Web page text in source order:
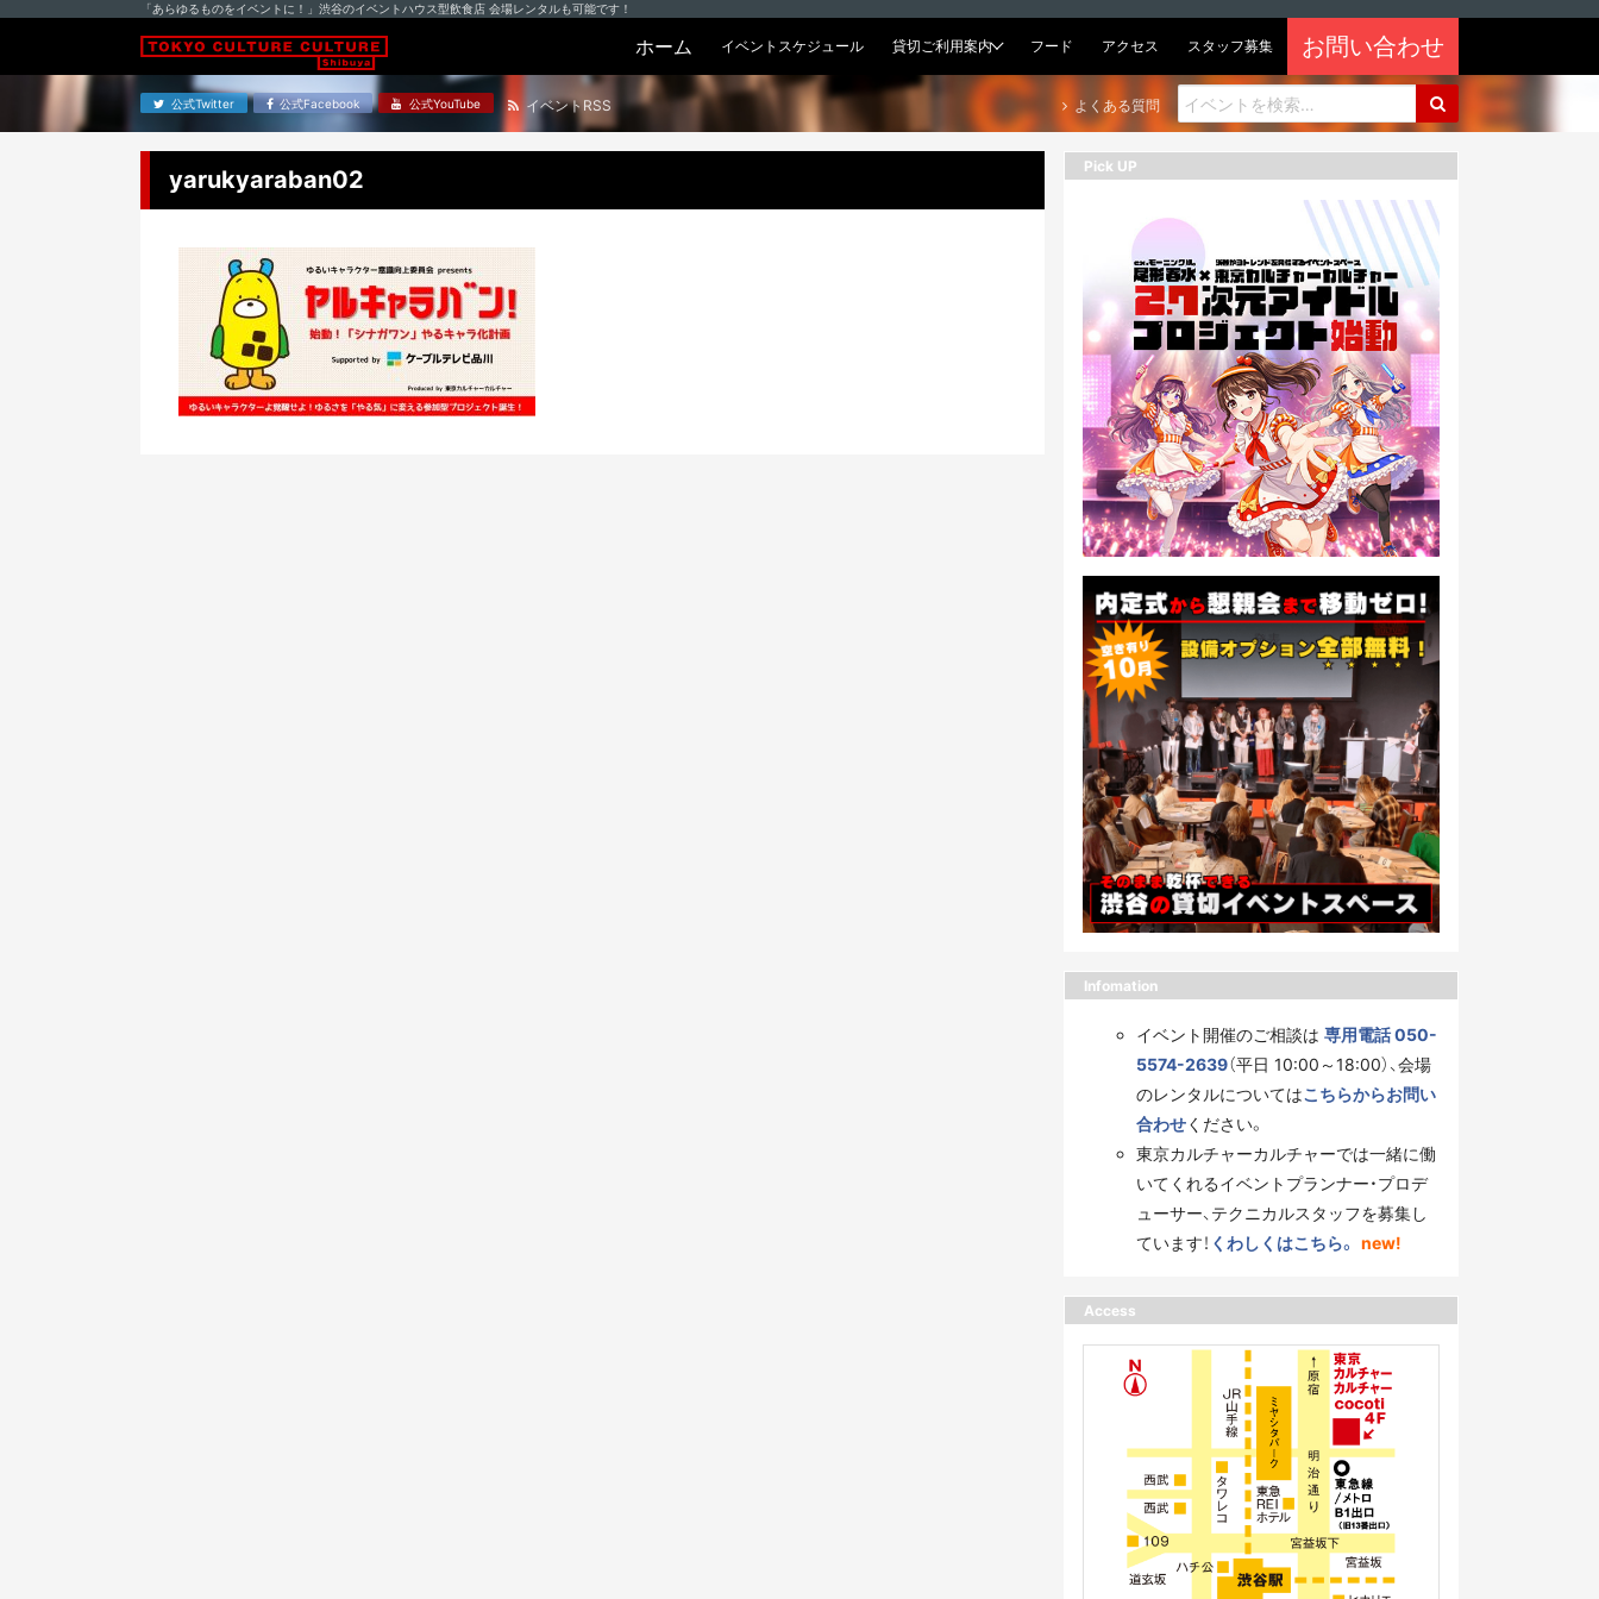
「あらゆるものをイベントに！」渋谷のイベントハウス型飲食店 会場レンタルも可能です！
ホーム イベントスケジュール 貸切ご利用案内 フード アクセス スタッフ募集 お問い合わせ
公式Twitter 公式Facebook 公式YouTube イベントRSS よくある質問
yarukyaraban02 Pick UP
Infomation
イベント開催のご相談は 専用電話 050-
5574-2639（平日 10:00～18:00）、会場
のレンタルについてはこちらからお問い
合わせください。
東京カルチャーカルチャーでは一緒に働
いてくれるイベントプランナー・プロデ
ューサー、テクニカルスタッフを募集し
ています！ くわしくはこちら。 new!
Access